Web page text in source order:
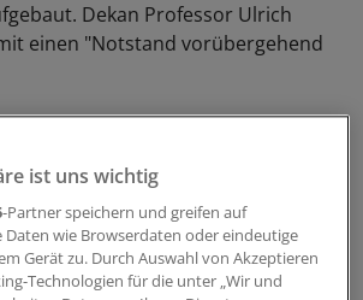
Dekan Professor Ulrich
einen "Notstand vorübergehend
ist uns wichtig
-Partner speichern und greifen auf
Daten wie Browserdaten oder eindeutige
Gerät zu. Durch Auswahl von Akzeptieren
Technologien für die unter „Wir und